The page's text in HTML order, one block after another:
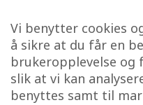
KUNDESERVICE
Om oss
Kontakt oss
Min konto
Personvern
Vi benytter cookies
å sikre at du får en
brukeropplevelse
slik at vi kan
benyttes samt til